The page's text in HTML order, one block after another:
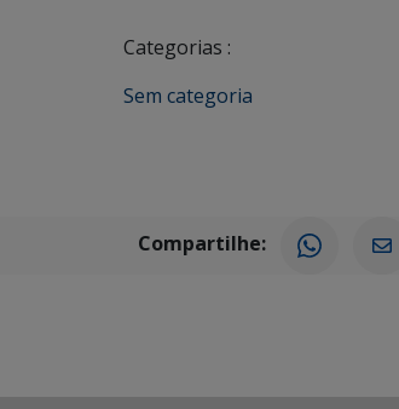
Categorias :
Sem categoria
Compartilhe: